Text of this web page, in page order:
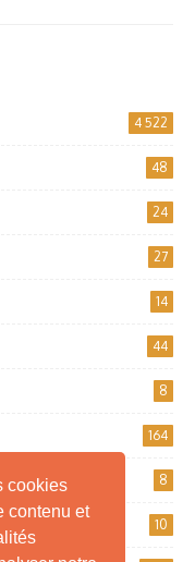
cookies
contenu et
4 522
48
24
27
14
44
8
164
8
10